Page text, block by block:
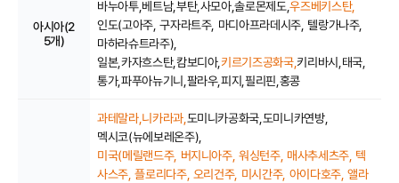
아시아(2
5개)
바누아투,베트남,부탄,사모아,솔로몬제도,우즈베키스탄,
인도(고아주, 구자라트주, 마디아프라데시주, 텔랑가나주,
마하라슈트라주),
일본,카자흐스탄,캄보디아,키르기즈공화국,키리바시,태국,
통가,파푸아뉴기니,팔라우,피지,필리핀,홍콩
과테말라,니카라과,도미니카공화국,도미니카연방,
멕시코(뉴에보레온주),
미국(메릴랜드주, 버지니아주, 워싱턴주, 매사추세츠주, 텍
사스주, 플로리다주, 오리건주, 미시간주, 아이다호주, 앨라